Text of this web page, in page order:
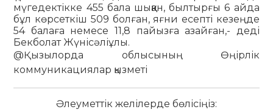
мүгедектікке 455 бала шыққан, былтырғы 6 айда
бұл көрсеткіш 509 болған, яғни есепті кезеңде
54 балаға немесе 11,8 пайызға азайған,- деді
Бекболат Жүнісәліұлы.
@Қызылорда облысының Өңірлік
коммуникациялар қызметі
Әлеуметтік желілерде бөлісіңіз: